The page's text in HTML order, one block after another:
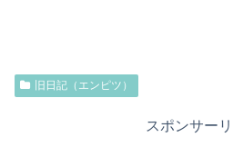
旧日記（エンピツ）
スポンサー